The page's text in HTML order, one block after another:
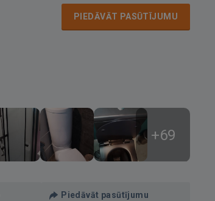
PIEDĀVĀT PASŪTĪJUMU
+69
Piedāvāt pasūtījumu